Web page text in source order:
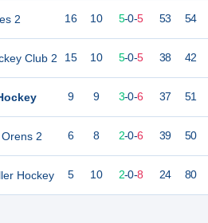
2
Club 2
2
Hockey
16 10 5-0-5 53 54
15 10 5-0-5 38 42
9 9 3-0-6 37 51
6 8 2-0-6 39 50
5 10 2-0-8 24 80